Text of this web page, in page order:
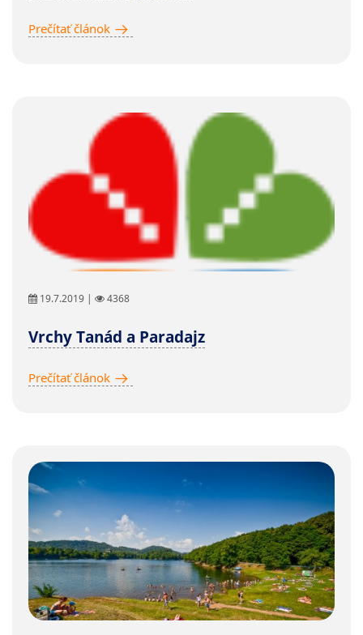
Prečítať článok
19.7.2019 | 4368
Vrchy Tanád a Paradajz
Prečítať článok